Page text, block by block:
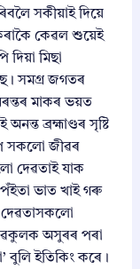
সকীয়াই দিয়ে
কেৱল শুয়েই
মিছা
সমগ্ৰ জগতৰ
মাকৰ ভয়ত
ব্ৰহ্মাণ্ডৰ সৃষ্টি
সকলো জীৱৰ
দেৱতাই যাক
ভাত খাই গৰু
দেৱতাসকলো
অসুৰৰ পৰা
বুলি ইতিকিং কৰে।